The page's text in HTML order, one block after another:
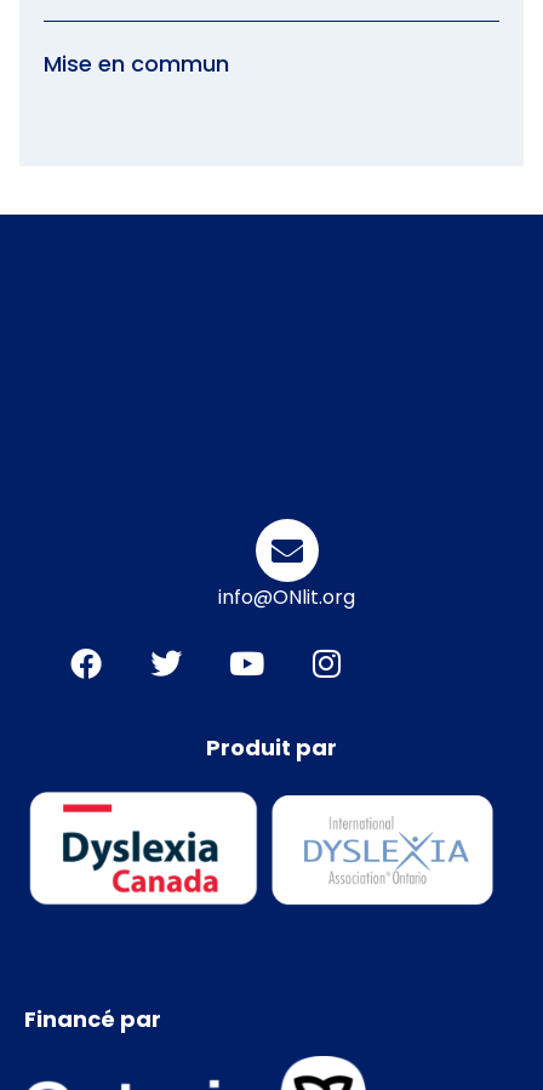
Mise en commun
info@ONlit.org
Produit par
Financé par